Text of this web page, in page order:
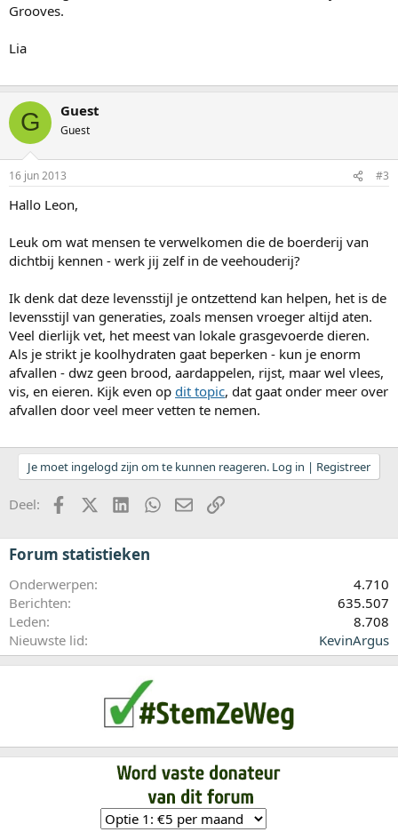
Grooves.
Lia
G Guest
Guest
16 jun 2013 #3
Hallo Leon,
Leuk om wat mensen te verwelkomen die de boerderij van
dichtbij kennen - werk jij zelf in de veehouderij?
Ik denk dat deze levensstijl je ontzettend kan helpen, het is de
levensstijl van generaties, zoals mensen vroeger altijd aten.
Veel dierlijk vet, het meest van lokale grasgevoerde dieren.
Als je strikt je koolhydraten gaat beperken - kun je enorm
afvallen - dwz geen brood, aardappelen, rijst, maar wel vlees,
vis, en eieren. Kijk even op dit topic, dat gaat onder meer over
afvallen door veel meer vetten te nemen.
Je moet ingelogd zijn om te kunnen reageren. Log in | Registreer
Deel: FacebookX (Twitter)LinkedInWhatsApp
E-mailkoppeling
Forum statistieken
Onderwerpen
4.710
Berichten
635.507
Leden
8.708
Nieuwste lid
KevinArgus